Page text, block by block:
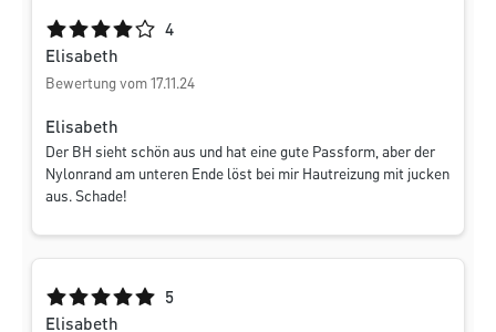
Durchschnittliche Bewertung von 4 von 5 Sternen
4
Elisabeth
Bewertung vom 17.11.24
Elisabeth
Der BH sieht schön aus und hat eine gute Passform, aber der
Nylonrand am unteren Ende löst bei mir Hautreizung mit jucken
aus. Schade!
Durchschnittliche Bewertung von 5 von 5 Sternen
5
Elisabeth